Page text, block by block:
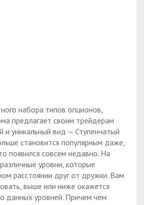
набора типов опционов,
предлагает своим трейдерам
и уникальный вид — Ступенчатый
становится популярным даже,
появился совсем недавно. На
уровни, которые
расстоянии друг от дружки. Вам
выше или ниже окажется
данных уровней. Причем чем